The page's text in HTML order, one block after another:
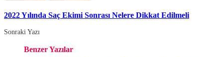
2022 Yılında Saç Ekimi Sonrası Nelere Dikkat Edilmeli
Sonraki Yazı
Benzer Yazılar